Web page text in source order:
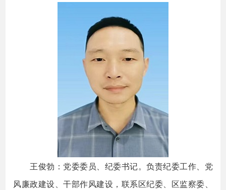
王俊勃：党委委员、纪委书记。负责纪委工作、党
风廉政建设、干部作风建设，联系区纪委、区监察委、